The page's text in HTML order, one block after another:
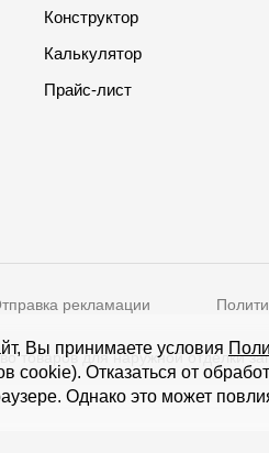
Россия, Москва, Головинское ш., д. 5,
Конструктор
Калькулятор
Прайс-лист
рекламации
товаров для наружной отделки
Вы принимаете условия
cookie). Отказаться от
Однако это может